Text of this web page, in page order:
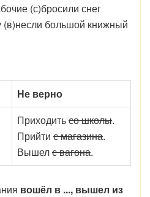
(с)бросили снег
(в)несли большой книжный
Не верно
Приходитьсо школы.
Прийти с магазина.
Вышелс вагона.
вошёл в ..., вышел из